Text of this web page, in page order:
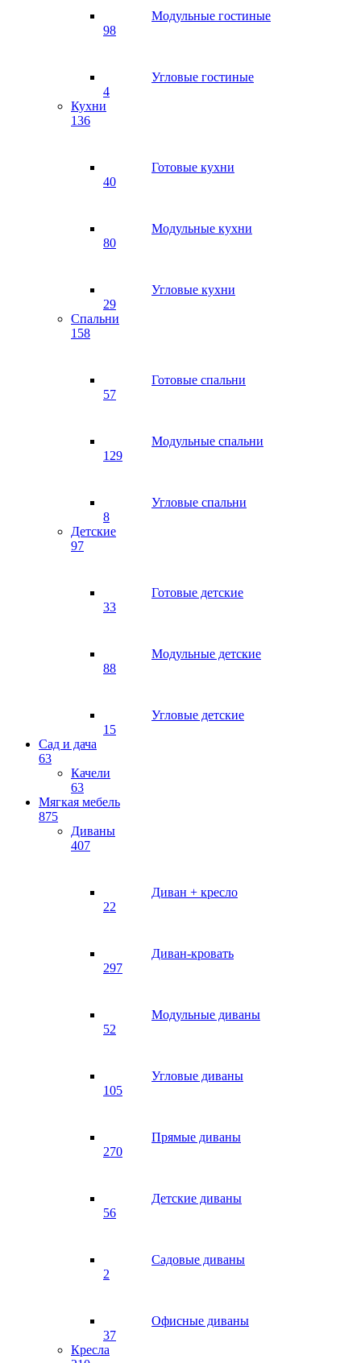
Модульные гостиные
98
Угловые гостиные
4
Кухни
136
Готовые кухни
40
Модульные кухни
80
Угловые кухни
29
Спальни
158
Готовые спальни
57
Модульные спальни
129
Угловые спальни
8
Детские
97
Готовые детские
33
Модульные детские
88
Угловые детские
15
Сад и дача
63
Качели
63
Мягкая мебель
875
Диваны
407
Диван + кресло
22
Диван-кровать
297
Модульные диваны
52
Угловые диваны
105
Прямые диваны
270
Детские диваны
56
Садовые диваны
2
Офисные диваны
37
Кресла